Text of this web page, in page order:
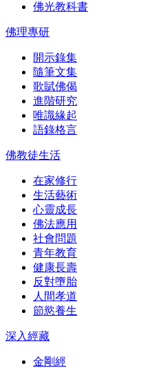
佛光教科書
佛理專研
開示錄集
隨筆文集
歌賦佛偈
進階研究
唯識緣起
語錄格言
佛教徒生活
在家修行
生活藝術
心靈成長
佛法應用
社會問題
青年教育
健康長壽
反對墮胎
人間孝道
節慾養生
深入經藏
金剛經